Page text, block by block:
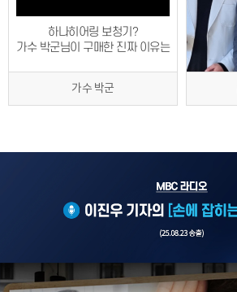
하나히어링 보청기?
가수 박군님이 구매한 진짜 이유는
가수 박군